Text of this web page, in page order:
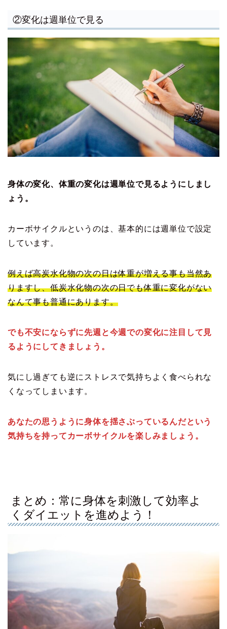
②変化は週単位で見る
身体の変化、体重の変化は週単位で見るようにしまし
ょう。
カーボサイクルというのは、基本的には週単位で設定
しています。
例えば高炭水化物の次の日は体重が増える事も当然あ
りますし、低炭水化物の次の日でも体重に変化がない
なんて事も普通にあります。
でも不安にならずに先週と今週での変化に注目して見
るようにしてきましょう。
気にし過ぎても逆にストレスで気持ちよく食べられな
くなってしまいます。
あなたの思うように身体を揺さぶっているんだという
気持ちを持ってカーボサイクルを楽しみましょう。
まとめ：常に身体を刺激して効率よ
くダイエットを進めよう！